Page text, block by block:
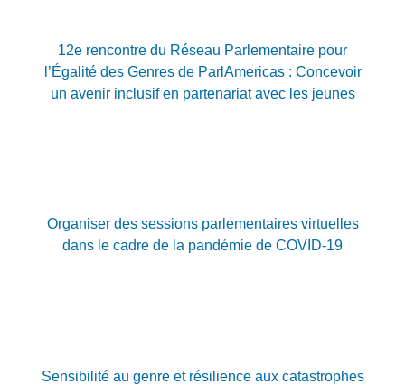
12e rencontre du Réseau Parlementaire pour
l’Égalité des Genres de ParlAmericas : Concevoir
un avenir inclusif en partenariat avec les jeunes
Organiser des sessions parlementaires virtuelles
dans le cadre de la pandémie de COVID-19
Sensibilité au genre et résilience aux catastrophes